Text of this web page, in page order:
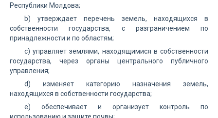
Республики Молдова;
b) утверждает перечень земель, находящихся в
собственности государства, с разграничением по
принадлежности и по областям;
с) управляет землями, находящимися в собственности
государства, через органы центрального публичного
управления;
d) изменяет категорию назначения земель,
находящихся в собственности государства;
е) обеспечивает и организует контроль по